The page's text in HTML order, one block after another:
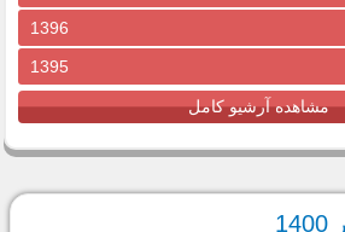
1396
1395
مشاهده آرشیو کامل